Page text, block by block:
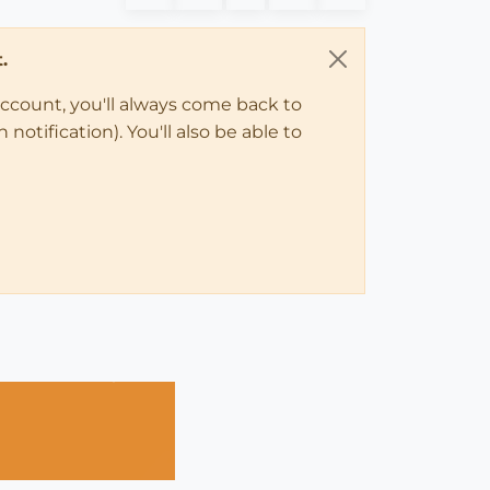
you'll always come back to
notification). You'll also be able to